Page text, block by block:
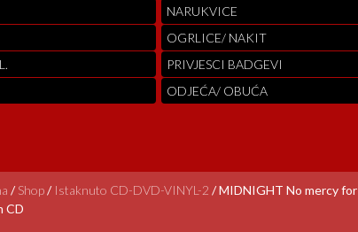
NARUKVICE
OGRLICE/ NAKIT
PRIVJESCI BADGEVI
ODJEĆA/ OBUĆA
/ Shop/ Istaknuto CD-DVD-VINYL-2 /MIDNIGHT No mercy for
CD